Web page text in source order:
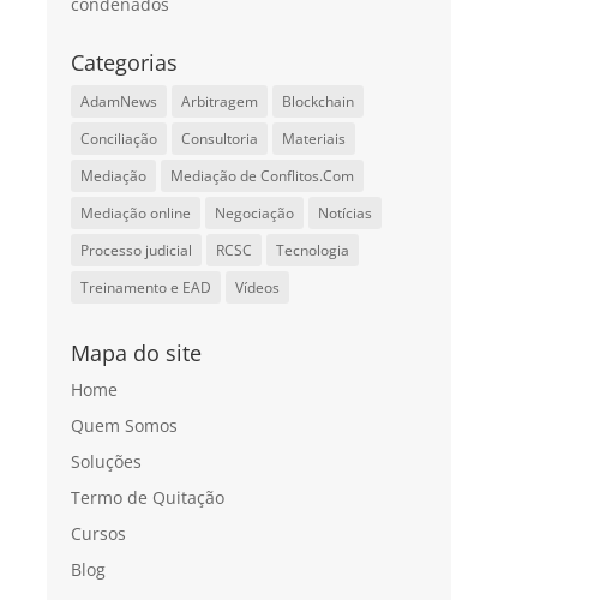
Categorias
AdamNews Arbitragem
Blockchain
Conciliação
Consultoria
Materiais
Mediação
Mediação de Conflitos.Com
Mediação online
Negociação
Notícias
Processo judicial
RCSC
Tecnologia
Treinamento e EAD
Vídeos
Mapa do site
Home
Quem Somos
Soluções
Termo de Quitação
Cursos
Blog